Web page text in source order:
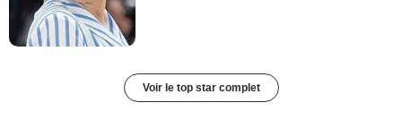
Voir le top star complet